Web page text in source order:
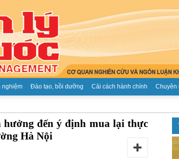
nghiệm Đào tạo, bồi dưỡng Cải cách hành chính Chuyên
hưởng đến ý định mua lại thực
Hà Nội